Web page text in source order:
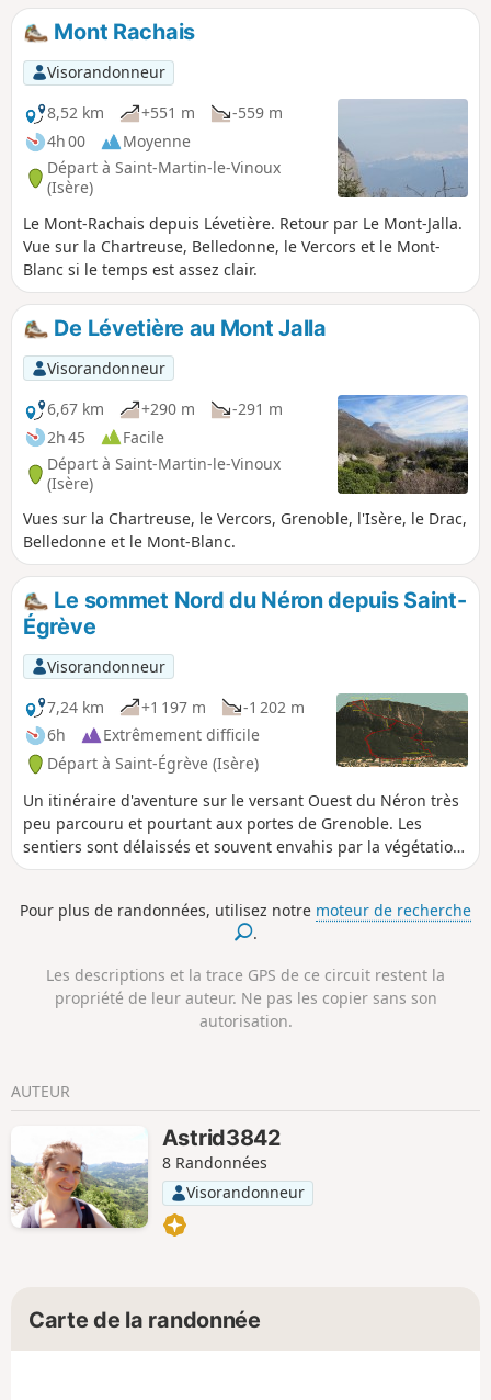
Mont Rachais
Visorandonneur
8,52 km
+551 m
-559 m
4h 00
Moyenne
Départ à Saint-Martin-le-Vinoux
(Isère)
Le Mont-Rachais depuis Lévetière. Retour par Le Mont-Jalla.
Vue sur la Chartreuse, Belledonne, le Vercors et le Mont-
Blanc si le temps est assez clair.
De Lévetière au Mont Jalla
Visorandonneur
6,67 km
+290 m
-291 m
2h 45
Facile
Départ à Saint-Martin-le-Vinoux
(Isère)
Vues sur la Chartreuse, le Vercors, Grenoble, l'Isère, le Drac,
Belledonne et le Mont-Blanc.
Le sommet Nord du Néron depuis Saint-
Égrève
Visorandonneur
7,24 km
+1 197 m
-1 202 m
6h
Extrêmement difficile
Départ à Saint-Égrève (Isère)
Un itinéraire d'aventure sur le versant Ouest du Néron très
peu parcouru et pourtant aux portes de Grenoble. Les
sentiers sont délaissés et souvent envahis par la végétation
qui en masque la trace mais en contrepartie ils sont
Cette randonnée requiert un bon sens d'orientation, les
sentes n'étant pas toujours faciles à repérer dans la
traversée des arêtes.
Pour plus de randonnées, utilisez notre moteur de recherche
.
Les descriptions et la trace GPS de ce circuit restent la
propriété de leur auteur. Ne pas les copier sans son
autorisation.
AUTEUR
Astrid3842
8 Randonnées
Visorandonneur
Carte de la randonnée